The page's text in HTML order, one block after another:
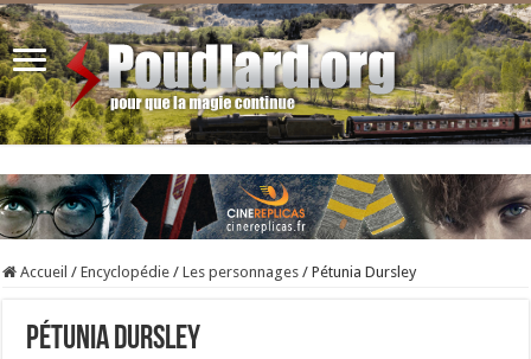
Accueil / Encyclopédie / Les personnages / Pétunia Dursley
Pétunia Dursley